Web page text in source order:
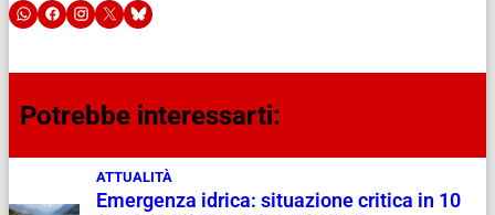
Potrebbe interessarti:
ATTUALITÀ
Emergenza idrica: situazione critica in 10